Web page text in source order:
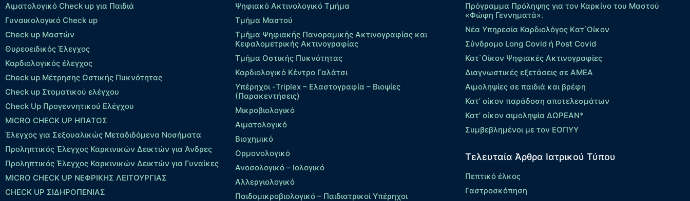
Αιματολογικό Check up για Παιδιά
Γυναικολογικό Check up
Check up Μαστών
Θυρεοειδικός Έλεγχος
Καρδιολογικός έλεγχος
Check up Mέτρησης Οστικής Πυκνότητας
Check up Στοματικού ελέγχου
Check Up Προγεννητικού Ελέγχου
MICRO CHECK UP HΠΑΤΟΣ
Έλεγχος για Σεξουαλικώς Μεταδιδόμενα Νοσήματα
Προληπτικός Έλεγχος Καρκινικών Δεικτών για Άνδρες
Προληπτικός Έλεγχος Καρκινικών Δεικτών για Γυναίκες
MICRO CHECK UP ΝΕΦΡΙΚΗΣ ΛΕΙΤΟΥΡΓΙΑΣ
CHECK UP ΣΙΔΗΡΟΠΕΝΙΑΣ
Ψηφιακό Ακτινολογικό Τμήμα
Τμήμα Μαστού
Τμήμα Ψηφιακής Πανοραμικής Ακτινογραφίας και
Κεφαλομετρικής Ακτινογραφίας
Τμήμα Οστικής Πυκνότητας
Καρδιολογικό Κέντρο Γαλάτσι
Υπέρηχοι -Triplex – Eλαστογραφία – Βιοψίες
(Παρακεντήσεις)
Μικροβιολογικό
Αιματολογικό
Βιοχημικό
Ορμονολογικό
Ανοσολογικό – Ιολογικό
Αλλεργιολογικό
Παιδομικροβιολογικό – Παιδιατρικοί Υπέρηχοι
Πρόγραμμα Πρόληψης για τον Καρκίνο του Μαστού
«Φώφη Γεννηματά».
Νέα Υπηρεσία Καρδιολόγος Kατ΄Οίκον
Σύνδρομο Long Covid ή Post Covid
Κατ΄Οίκον Ψηφιακές Ακτινογραφίες
Διαγνωστικές εξετάσεις σε ΑΜΕΑ
Αιμοληψίες σε παιδιά και βρέφη
Κατ’ οίκον παράδοση αποτελεσμάτων
Κατ’ οίκον αιμοληψία ΔΩΡΕΑΝ*
Συμβεβλημένοι με τον ΕΟΠΥΥ
Τελευταία Άρθρα Ιατρικού Τύπου
Πεπτικό έλκος
Γαστροσκόπηση